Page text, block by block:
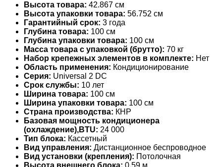
Высота товара: 42.867 см
Высота упаковки товара: 56.752 см
Гарантийный срок: 3 года
Глубина товара: 100 см
Глубина упаковки товара: 100 см
Масса товара с упаковкой (брутто): 70 кг
Набор крепежных элементов в комплекте: Нет
Область применения: Кондиционирование
Серия: Universal 2 DC
Срок службы: 10 лет
Ширина товара: 100 см
Ширина упаковки товара: 100 см
Страна производства: КНР
Базовая мощность кондиционера
(охлаждение),BTU: 24 000
Тип блока: Кассетный
Вид управления: Дистанционное беспроводное
Вид установки (крепления): Потолочная